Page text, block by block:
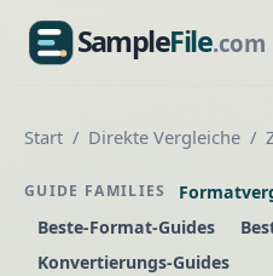
SampleFile.com
SampleFile.com
Start Direkte Vergleiche
GUIDE FAMILIES
Beste-Format-Guides
Konvertierungs-Guides